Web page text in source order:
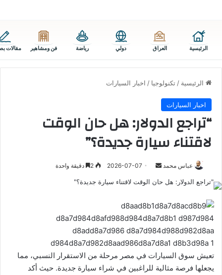
الرئيسية العراق دولي رياضة فن ومشاهير مقالات
الرئيسية / تكنولوجيا / اخبار السيارات
اخبار السيارات
“تراجع الدولار: هل حان الوقت
لاقتناء سيارة جديدة؟”
عباس محمد
أرسل 2026-07-07 دقيقة واحدة
تعيش سوق السيارات في مصر مرحلة من الاستقرار النسبي، مما
يجعلها فرصة مثالية للراغبين في شراء سيارة جديدة. حيث أكد